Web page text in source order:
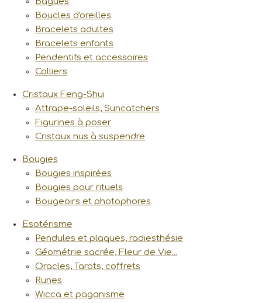
Boucles d'oreilles
Bracelets adultes
Bracelets enfants
Pendentifs et accessoires
Colliers
Cristaux Feng-Shui
Attrape-soleils, Suncatchers
Figurines à poser
Cristaux nus à suspendre
Bougies
Bougies inspirées
Bougies pour rituels
Bougeoirs et photophores
Esotérisme
Pendules et plaques, radiesthésie
Géométrie sacrée, Fleur de Vie...
Oracles, Tarots, coffrets
Runes
Wicca et paganisme